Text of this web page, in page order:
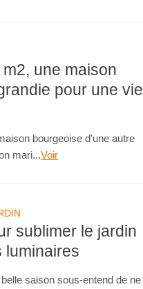
une maison
pour une vie
bourgeoise d'une autre
mari...Voir
sublimer le jardin
luminaires
saison sous-entend de ne